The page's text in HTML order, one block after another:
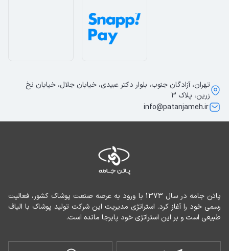
طبیعی است و بر این استراتژی خود پابرجا مانده است.
تهران، آزادگان جنوب، بلوار دکتر عبیدی، خیابان جلال، خیابان نخ
زرین، پلاک 3
info@patanjameh.ir